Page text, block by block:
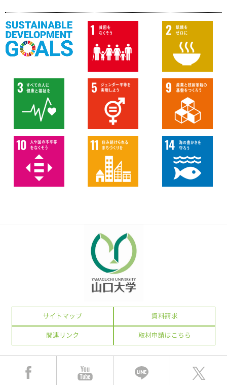
サイトマップ 資料請求
関連リンク 取材申請はこちら